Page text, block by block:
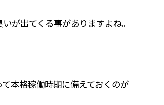
が出てくる事がありますよね。
本格稼働時期に備えておくのが